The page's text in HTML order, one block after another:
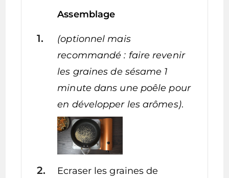
Assemblage
(optionnel mais
recommandé : faire revenir
les graines de sésame 1
minute dans une poêle pour
en développer les arômes).
Ecraser les graines de